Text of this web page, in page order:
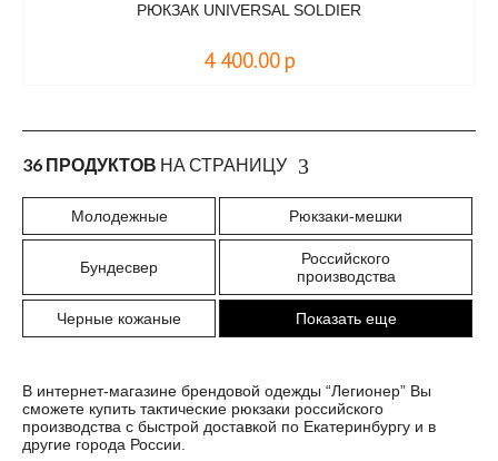
РЮКЗАК UNIVERSAL SOLDIER
4 400.00 р
36 ПРОДУКТОВ НА СТРАНИЦУ
Молодежные Рюкзаки-мешки
Бундесвер
Российского
производства
Черные кожаные Показать еще
В интернет-магазине брендовой одежды “Легионер” Вы
сможете купить тактические рюкзаки российского
производства с быстрой доставкой по Екатеринбургу и в
другие города России.